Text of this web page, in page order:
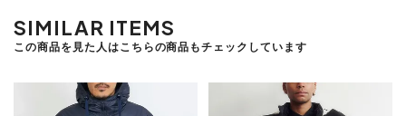
SIMILAR ITEMS
この商品を見た人はこちらの商品もチェックしています